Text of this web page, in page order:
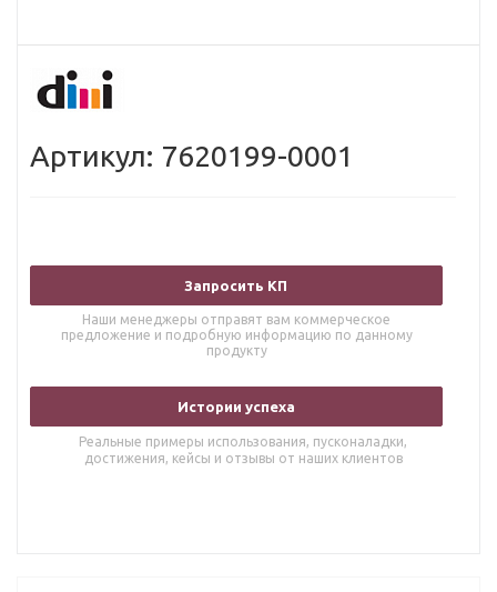
Артикул: 7620199-0001
Запросить КП
Наши менеджеры отправят вам коммерческое
предложение и подробную информацию по данному
продукту
Истории успеха
Реальные примеры использования, пусконаладки,
достижения, кейсы и отзывы от наших клиентов